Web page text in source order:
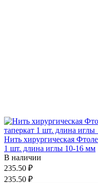
Нить хирургическая
1 шт. длина иглы 10-16 мм
В наличии
235.50 ₽
235.50 ₽